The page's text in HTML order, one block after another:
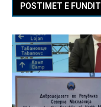
POSTIMET E FUNDIT